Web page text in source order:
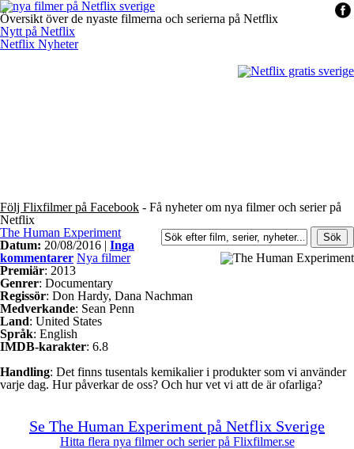
Översikt över de nyaste filmerna och serierna på Netflix
Nytt på Netflix
Netflix Nyheter
Följ Flixfilmer på Facebook - Få nyheter om nya filmer och serier på
Netflix
The Human Experiment
Datum: 20/08/2016 | Inga
kommentarer Nya filmer
Premiär: 2013
Genrer: Documentary
Regissör: Don Hardy, Dana Nachman
Medverkande: Sean Penn
Land: United States
Språk: English
IMDB-karakter: 6.8
Handling: Det finns tusentals kemikalier i produkter som vi använder
varje dag. Hur påverkar de oss? Och hur vet vi att de är ofarliga?
Se The Human Experiment på Netflix Sverige
Hitta flera nya filmer och serier på Flixfilmer.se